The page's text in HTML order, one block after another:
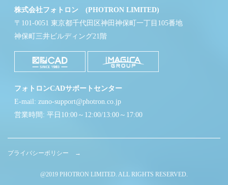
株式会社フォトロン (PHOTRON LIMITED)
〒101-0051 東京都千代田区神田神保町一丁目105番地
神保町三井ビルディング21階
フォトロンCADサポートセンター
E-mail: zuno-support@photron.co.jp
営業時間: 平日10:00～12:00/13:00～17:00
プライバシーポリシー →
@2019 PHOTRON LIMITED. ALL RIGHTS RESERVED.